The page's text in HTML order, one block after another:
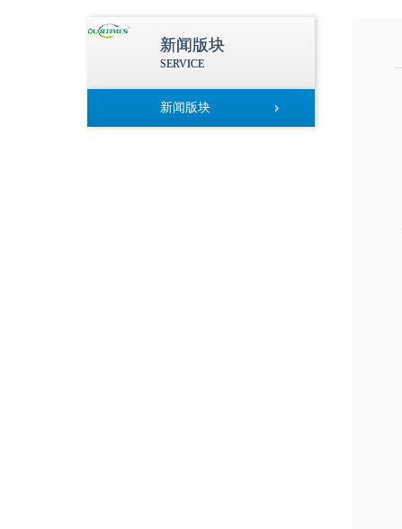
新闻版块
SERVICE
新闻版块